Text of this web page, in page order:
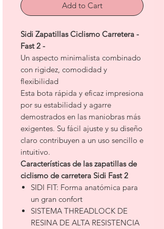
Add to Cart
Sidi Zapatillas Ciclismo Carretera -
Fast 2 -
Un aspecto minimalista combinado
con rigidez, comodidad y
flexibilidad
Esta bota rápida y eficaz impresiona
por su estabilidad y agarre
demostrados en las maniobras más
exigentes. Su fácil ajuste y su diseño
claro contribuyen a un uso sencillo e
intuitivo.
Características de las zapatillas de
ciclismo de carretera Sidi Fast 2
SIDI FIT: Forma anatómica para
un gran confort
SISTEMA THREADLOCK DE
RESINA DE ALTA RESISTENCIA